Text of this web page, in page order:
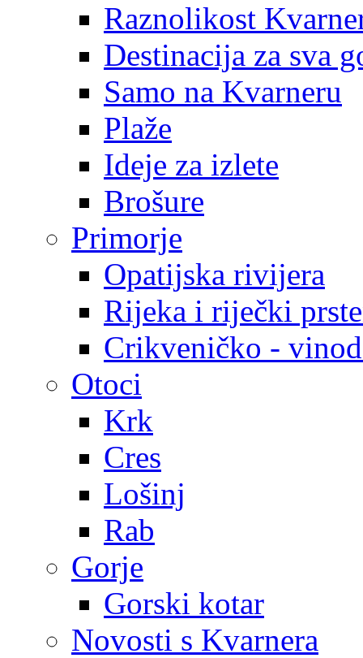
Raznolikost
Destinacija za sva
Samo na Kvarneru
Plaže
Ideje za izlete
Brošure
Primorje
Opatijska rivijera
Rijeka i riječki
Crikveničko -
Otoci
Krk
Cres
Lošinj
Rab
Gorje
Gorski kotar
Novosti s Kvarnera